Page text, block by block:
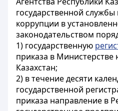
государственной
коррупции в
законодательством
1) государственную
приказа в Министерстве
Казахстан;
2) в течение десяти
государственной
приказа направление в